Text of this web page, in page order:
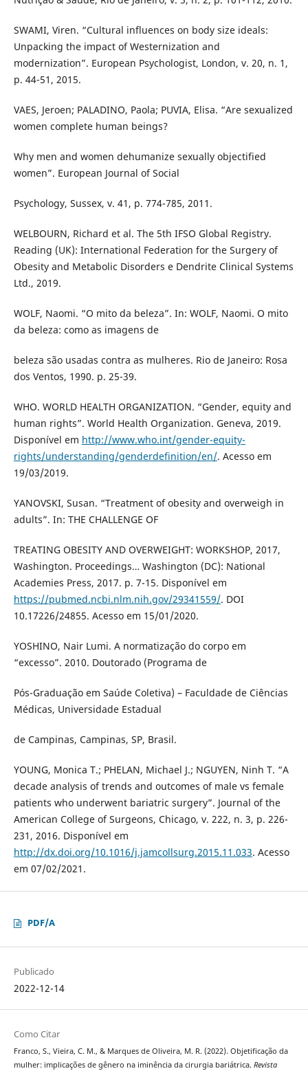
SWAMI, Viren. “Cultural influences on body size ideals:
Unpacking the impact of Westernization and
modernization”. European Psychologist, London, v. 20, n. 1,
p. 44-51, 2015.
VAES, Jeroen; PALADINO, Paola; PUVIA, Elisa. “Are sexualized
women complete human beings?
Why men and women dehumanize sexually objectified
women”. European Journal of Social
Psychology, Sussex, v. 41, p. 774-785, 2011.
WELBOURN, Richard et al. The 5th IFSO Global Registry.
Reading (UK): International Federation for the Surgery of
Obesity and Metabolic Disorders e Dendrite Clinical Systems
Ltd., 2019.
WOLF, Naomi. “O mito da beleza”. In: WOLF, Naomi. O mito
da beleza: como as imagens de
beleza são usadas contra as mulheres. Rio de Janeiro: Rosa
dos Ventos, 1990. p. 25-39.
WHO. WORLD HEALTH ORGANIZATION. “Gender, equity and
human rights”. World Health Organization. Geneva, 2019.
Disponível em http://www.who.int/gender-equity-
rights/understanding/genderdefinition/en/. Acesso em
19/03/2019.
YANOVSKI, Susan. “Treatment of obesity and overweigh in
adults”. In: THE CHALLENGE OF
TREATING OBESITY AND OVERWEIGHT: WORKSHOP, 2017,
Washington. Proceedings… Washington (DC): National
Academies Press, 2017. p. 7-15. Disponível em
https://pubmed.ncbi.nlm.nih.gov/29341559/. DOI
10.17226/24855. Acesso em 15/01/2020.
YOSHINO, Nair Lumi. A normatização do corpo em
“excesso”. 2010. Doutorado (Programa de
Pós-Graduação em Saúde Coletiva) – Faculdade de Ciências
Médicas, Universidade Estadual
de Campinas, Campinas, SP, Brasil.
YOUNG, Monica T.; PHELAN, Michael J.; NGUYEN, Ninh T. “A
decade analysis of trends and outcomes of male vs female
patients who underwent bariatric surgery”. Journal of the
American College of Surgeons, Chicago, v. 222, n. 3, p. 226-
231, 2016. Disponível em
http://dx.doi.org/10.1016/j.jamcollsurg.2015.11.033. Acesso
em 07/02/2021.
PDF/A
Publicado
2022-12-14
Como Citar
Franco, S., Vieira, C. M., & Marques de Oliveira, M. R. (2022). Objetificação da
mulher: implicações de gênero na iminência da cirurgia bariátrica. Revista